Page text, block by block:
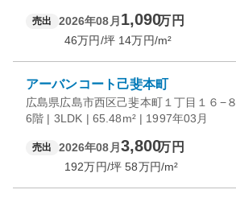
売出 2026年08月 1,090万円
46万円/坪 14万円/m²
アーバンコート己斐本町
広島県広島市西区己斐本町１丁目１６−８
6階 | 3LDK | 65.48m² | 1997年03月
売出 2026年08月 3,800万円
192万円/坪 58万円/m²